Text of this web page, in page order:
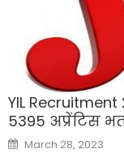
YIL Recruitment
5395 अप्रेंटिस
Posted
on
March 28, 2023